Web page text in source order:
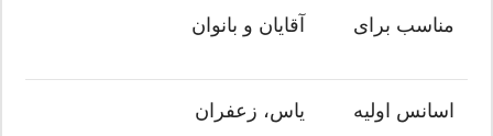
مناسب برای آقایان و بانوان
اسانس اولیه یاس، زعفران